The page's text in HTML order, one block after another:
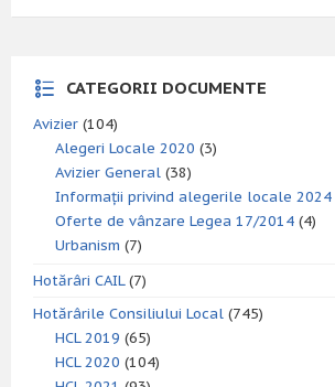
CATEGORII DOCUMENTE
Avizier (104)
Alegeri Locale 2020 (3)
Avizier General (38)
Informații privind alegerile locale 2024
Oferte de vânzare Legea 17/2014 (4)
Urbanism (7)
Hotărâri CAIL(7)
Hotărârile Consiliului Local (745)
HCL 2019 (65)
HCL 2020 (104)